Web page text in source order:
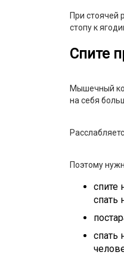
При стоячей
стопу к
Спите
Мышечный
на себя
Поэтому
спите
спать
спать